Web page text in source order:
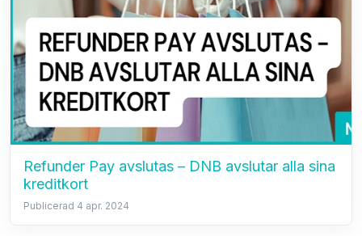
Refunder Pay avslutas – DNB avslutar alla sina
kreditkort
Publicerad 4 apr. 2024